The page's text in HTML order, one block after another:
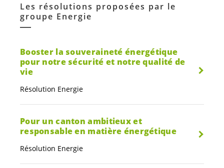
Les résolutions proposées par le
groupe Energie
Booster la souveraineté énergétique
pour notre sécurité et notre qualité de
vie
Résolution Energie
Pour un canton ambitieux et
responsable en matière énergétique
Résolution Energie